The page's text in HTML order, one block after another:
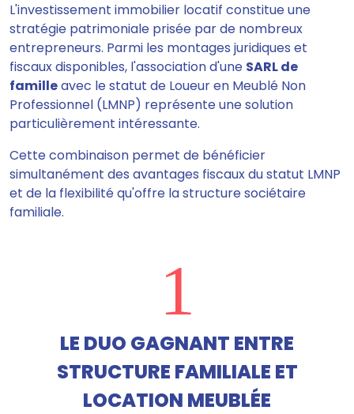
L'investissement immobilier locatif constitue une
stratégie patrimoniale prisée par de nombreux
entrepreneurs. Parmi les montages juridiques et
fiscaux disponibles, l'association d'une SARL de
familleavec le statut de Loueur en Meublé Non
Professionnel (LMNP) représente une solution
particulièrement intéressante.
Cette combinaison permet de bénéficier
simultanément des avantages fiscaux du statut LMNP
et de la flexibilité qu'offre la structure sociétaire
familiale.
1
LE DUO GAGNANT ENTRE
STRUCTURE FAMILIALE ET
LOCATION MEUBLÉE